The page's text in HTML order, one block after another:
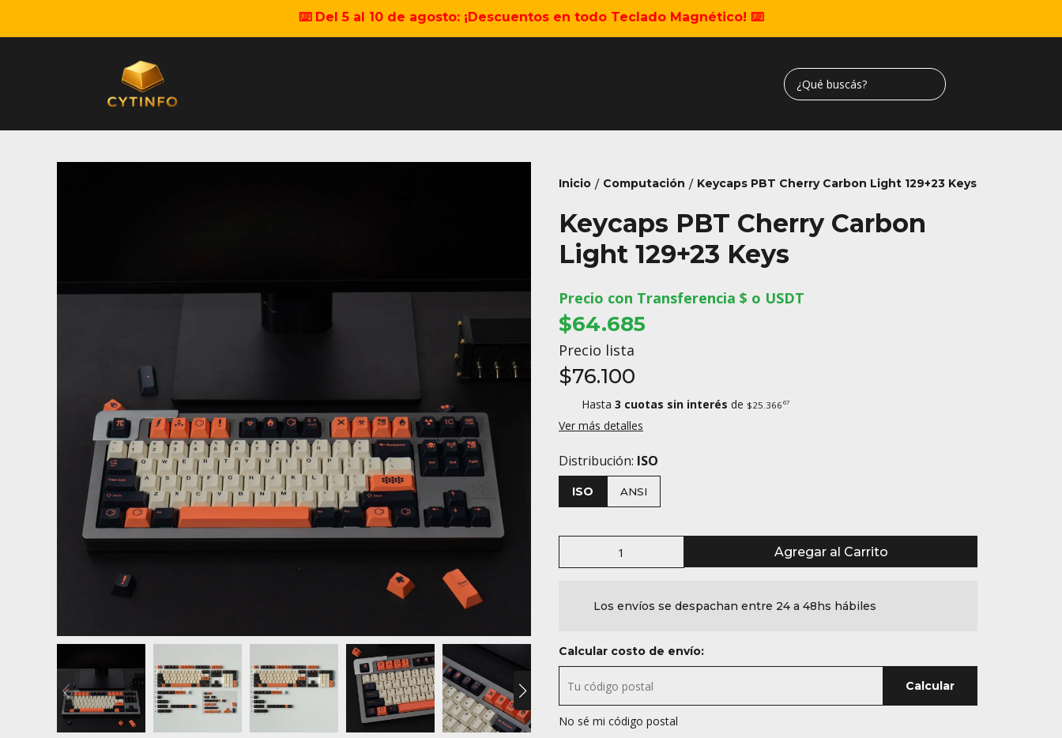
⌨️ Del 5 al 10 de agosto: ¡Descuentos en todo Teclado Magnético! ⌨️
Inicio / Computación / Keycaps PBT Cherry Carbon Light 129+23 Keys
Keycaps PBT Cherry Carbon
Light 129+23 Keys
Precio con Transferencia $ o USDT
$64.685
Precio lista
$76.100
Hasta 3 cuotas sin interés de $25.366 67
Ver más detalles
Distribución: ISO
ISO ANSI
Agregar al Carrito
Los envíos se despachan entre 24 a 48hs hábiles
Calcular costo de envío:
Calcular
No sé mi código postal